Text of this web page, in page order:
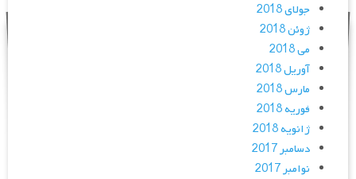
جولای 2018
ژوئن 2018
می 2018
آوریل 2018
مارس 2018
فوریه 2018
ژانویه 2018
دسامبر 2017
نوامبر 2017